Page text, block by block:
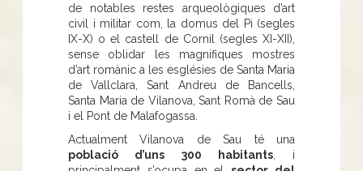
de notables restes arqueològiques d’art
civil i militar com, la domus del Pi (segles
IX-X) o el castell de Cornil (segles XI-XII),
sense oblidar les magnifiques mostres
d’art romànic a les esglésies de Santa Maria
de Vallclara, Sant Andreu de Bancells,
Santa Maria de Vilanova, Sant Romà de Sau
i el Pont de Malafogassa.
Actualment Vilanova de Sau té una
població d’uns 300 habitants, i